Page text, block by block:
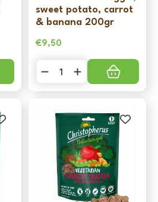
sweet potato, carrot
& banana 200gr
€9,50
Purus
potato,
carrot
banana
200gr
aantal